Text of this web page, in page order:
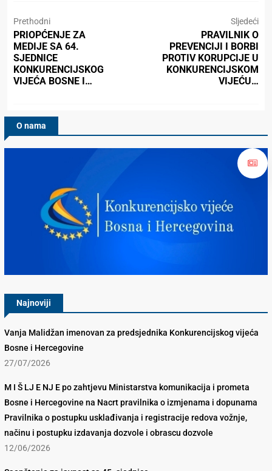
Prethodni
PRIOPĆENJE ZA
MEDIJE SA 64.
SJEDNICE
KONKURENCIJSKOG
VIJEĆA BOSNE I…
Sljedeći
PRAVILNIK O
PREVENCIJI I BORBI
PROTIV KORUPCIJE U
KONKURENCIJSKOM
VIJEĆU…
O nama
Najnoviji
Vanja Malidžan imenovan za predsjednika Konkurencijskog vijeća
Bosne i Hercegovine
27/07/2026
M I Š LJ E NJ E po zahtjevu Ministarstva komunikacija i prometa
Bosne i Hercegovine na Nacrt pravilnika o izmjenama i dopunama
Pravilnika o postupku usklađivanja i registracije redova vožnje,
načinu i postupku izdavanja dozvole i obrascu dozvole
12/06/2026